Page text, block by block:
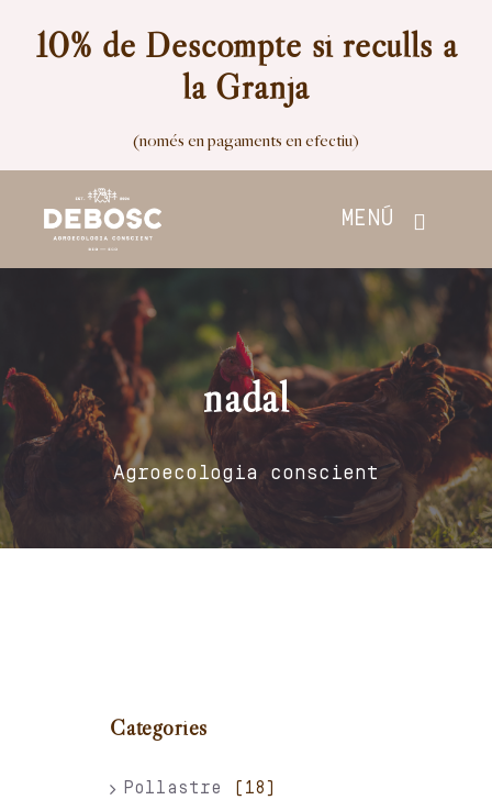
10% de Descompte si reculls a
la Granja
(només en pagaments en efectiu)
MENÚ
Nosaltres
Carret
nadal
Agroecologia conscient
Categories
Pollastre (18)